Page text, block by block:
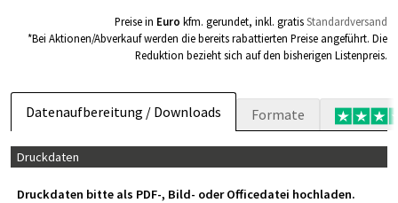
Preise in Euro kfm. gerundet, inkl. gratisStandardversand
*Bei Aktionen/Abverkauf werden die bereits rabattierten Preise angeführt. Die
Reduktion bezieht sich aufden bisherigen Listenpreis.
Datenaufbereitung / Downloads Formate
Druckdaten
Druckdaten bitte als PDF-, Bild- oder Officedatei hochladen.